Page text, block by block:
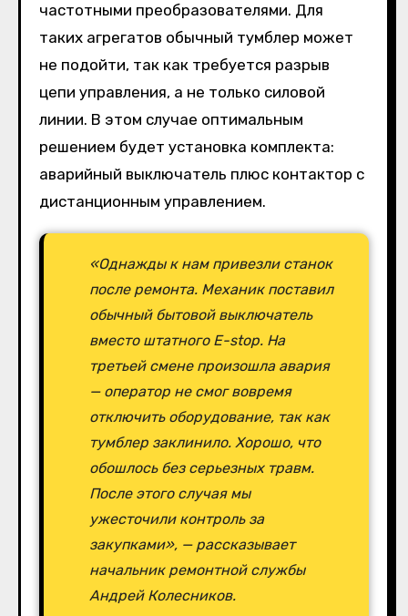
частотными преобразователями. Для
таких агрегатов обычный тумблер может
не подойти, так как требуется разрыв
цепи управления, а не только силовой
линии. В этом случае оптимальным
решением будет установка комплекта:
аварийный выключатель плюс контактор с
дистанционным управлением.
«Однажды к нам привезли станок
после ремонта. Механик поставил
обычный бытовой выключатель
вместо штатного E-stop. На
третьей смене произошла авария
— оператор не смог вовремя
отключить оборудование, так как
тумблер заклинило. Хорошо, что
обошлось без серьезных травм.
После этого случая мы
ужесточили контроль за
закупками», — рассказывает
начальник ремонтной службы
Андрей Колесников.